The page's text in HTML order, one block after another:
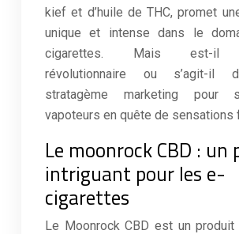
kief et d’huile de THC, promet
unique et intense dans le
cigarettes. Mais est-il
révolutionnaire ou s’agit-il
stratagème marketing pour
vapoteurs en quête de sensations
Le moonrock CBD :
intriguant pour les e-
cigarettes
Le Moonrock CBD est un produit